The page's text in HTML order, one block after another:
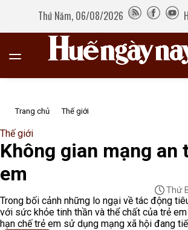
Thứ Năm, 06/08/2026
Trang chủ Thế giới
Thế giới
Không gian mạng an
em
Thứ
Trong bối cảnh những lo ngại về tác động
với sức khỏe tinh thần và thể chất của trẻ
hạn chế trẻ em sử dụng mạng xã hội đang